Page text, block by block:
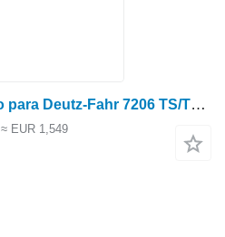
16062307 motor eléctrico para Deutz-Fahr 7206 TS/TSB cosechadora de cereales
≈ EUR 1,549